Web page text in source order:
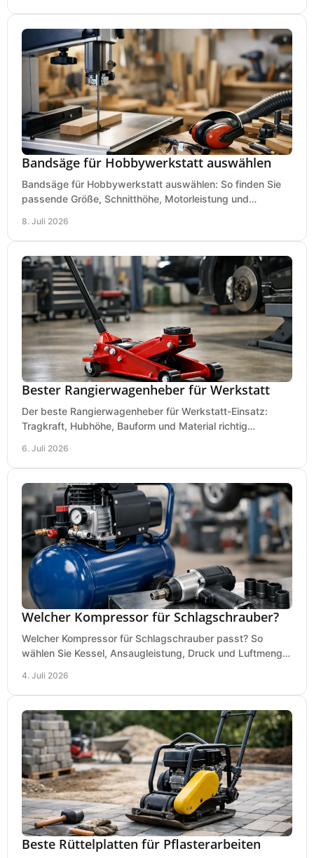
Bandsäge für Hobbywerkstatt auswählen
Bandsäge für Hobbywerkstatt auswählen: So finden Sie
passende Größe, Schnitthöhe, Motorleistung und
8. Juli 2026
Bester Rangierwagenheber für Werkstatt
Der beste Rangierwagenheber für Werkstatt-Einsatz:
Tragkraft, Hubhöhe, Bauform und Material richtig
6. Juli 2026
Welcher Kompressor für Schlagschrauber?
Welcher Kompressor für Schlagschrauber passt? So
wählen Sie Kessel, Ansaugleistung, Druck und Luftmenge
4. Juli 2026
Beste Rüttelplatten für Pflasterarbeiten